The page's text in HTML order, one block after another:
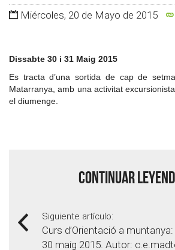
Miércoles, 20 de Mayo de 2015
Dissabte 30 i 31 Maig 2015
Es tracta d’una sortida de cap de
Matarranya, amb una activitat
el diumenge.
Continuar
Siguiente artículo:
Curs d’Orientació a
30 maig 2015. Autor: